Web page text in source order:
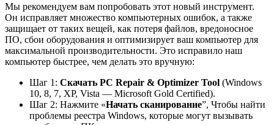
Мы рекомендуем вам попробовать этот новый инструмент.
Он исправляет множество компьютерных ошибок, а также
защищает от таких вещей, как потеря файлов, вредоносное
ПО, сбои оборудования и оптимизирует ваш компьютер для
максимальной производительности. Это исправило наш
компьютер быстрее, чем делать это вручную:
Шаг 1: Скачать PC Repair & Optimizer Tool (Windows
10, 8, 7, XP, Vista — Microsoft Gold Certified).
Шаг 2: Нажмите «Начать сканирование”, Чтобы найти
проблемы реестра Windows, которые могут вызывать